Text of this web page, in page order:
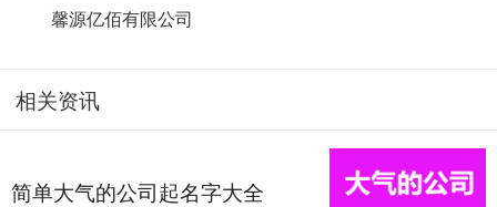
馨源亿佰有限公司
相关资讯
简单大气的公司起名字大全